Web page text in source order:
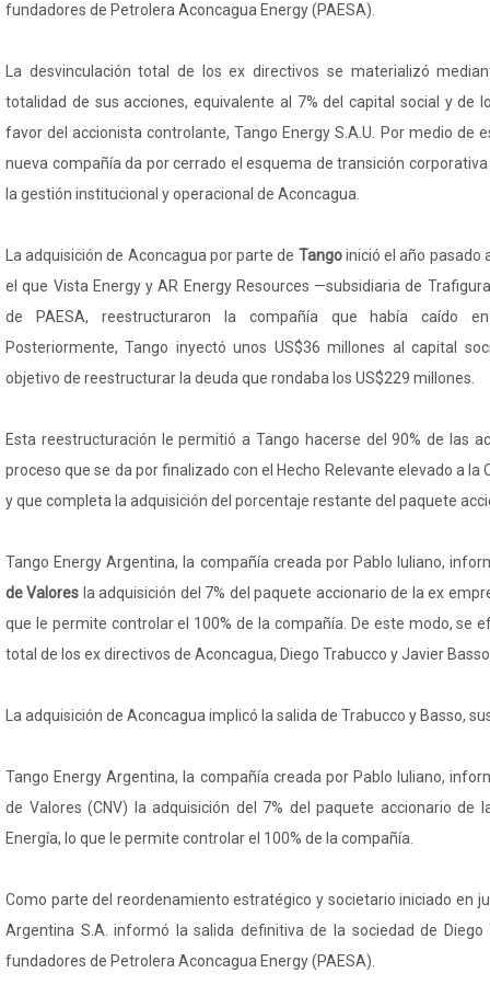
fundadores de Petrolera Aconcagua Energy (PAESA).
La desvinculación total de los ex directivos se materializó
totalidad de sus acciones, equivalente al 7% del capital social y de
favor del accionista controlante, Tango Energy S.A.U. Por medio de
nueva compañía da por cerrado el esquema de transición
la gestión institucional y operacional de Aconcagua.
La adquisición de Aconcagua por parte de Tangoinició el año pasado
el que Vista Energy y AR Energy Resources —subsidiaria de
de PAESA, reestructuraron la compañía que había caído
Posteriormente, Tango inyectó unos US$36 millones al capital
objetivo de reestructurar la deuda que rondaba los US$229 millones.
Esta reestructuración le permitió a Tango hacerse del 90% de las
proceso que se da por finalizado con el Hecho Relevante elevado a la
y que completa la adquisición del porcentaje restante del paquete
Tango Energy Argentina, la compañía creada por Pablo Iuliano,
de Valores la adquisición del 7% del paquete accionario de la ex
que le permite controlar el 100% de la compañía. De este modo, se
total de los ex directivos de Aconcagua, Diego Trabucco y Javier
La adquisición de Aconcagua implicó la salida de Trabucco y Basso,
Tango Energy Argentina, la compañía creada por Pablo Iuliano,
de Valores (CNV) la adquisición del 7% del paquete accionario de
Energía, lo que le permite controlar el 100% de la compañía.
Como parte del reordenamiento estratégico y societario iniciado en
Argentina S.A. informó la salida definitiva de la sociedad de Diego
fundadores de Petrolera Aconcagua Energy (PAESA).